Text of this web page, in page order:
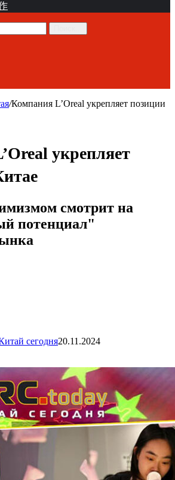
/Компания L’Oreal укрепляет позиции
укрепляет
смотрит на
потенциал"
сегодня20.11.2024